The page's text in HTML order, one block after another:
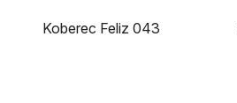
Koberec Feliz 043